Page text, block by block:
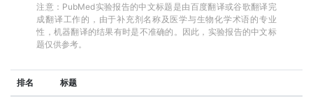
注意：PubMed实验报告的中文标题是由百度翻译或谷歌翻译完
成翻译工作的，由于补充剂名称及医学与生物化学术语的专业
性，机器翻译的结果有时是不准确的。因此，实验报告的中文标
题仅供参考。
排名 标题